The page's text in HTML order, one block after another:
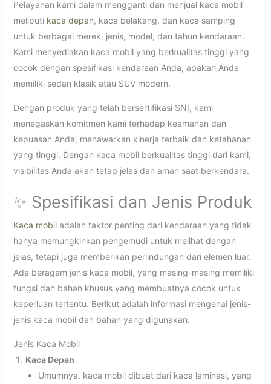
Pelayanan kami dalam mengganti dan menjual kaca mobil
meliputi kaca depan, kaca belakang, dan kaca samping
untuk berbagai merek, jenis, model, dan tahun kendaraan.
Kami menyediakan kaca mobil yang berkualitas tinggi yang
cocok dengan spesifikasi kendaraan Anda, apakah Anda
memiliki sedan klasik atau SUV modern.
Dengan produk yang telah bersertifikasi SNI, kami
menegaskan komitmen kami terhadap keamanan dan
kepuasan Anda, menawarkan kinerja terbaik dan ketahanan
yang tinggi. Dengan kaca mobil berkualitas tinggi dari kami,
visibilitas Anda akan tetap jelas dan aman saat berkendara.
✨ Spesifikasi dan Jenis Produk
Kaca mobiladalah faktor penting dari kendaraan yang tidak
hanya memungkinkan pengemudi untuk melihat dengan
jelas, tetapi juga memberikan perlindungan dari elemen luar.
Ada beragam jenis kaca mobil, yang masing-masing memiliki
fungsi dan bahan khusus yang membuatnya cocok untuk
keperluan tertentu. Berikut adalah informasi mengenai jenis-
jenis kaca mobil dan bahan yang digunakan:
Jenis Kaca Mobil
Kaca Depan
Umumnya, kaca mobil dibuat dari kaca laminasi, yang